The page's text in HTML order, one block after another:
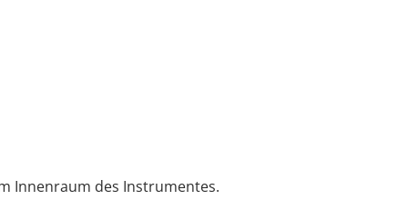
Innenraum des Instrumentes.